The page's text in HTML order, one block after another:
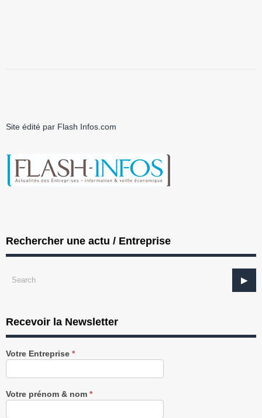
Site édité par Flash Infos.com
Rechercher une actu / Entreprise
Recevoir la Newsletter
Recevez
notre
gratuitement
Votre Entreprise *
Votre prénom & nom *